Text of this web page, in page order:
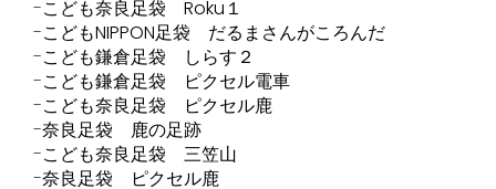
こども奈良足袋 Roku１
こどもNIPPON足袋 だるまさんがころんだ
こども鎌倉足袋 しらす２
こども鎌倉足袋 ピクセル電車
こども奈良足袋 ピクセル鹿
奈良足袋 鹿の足跡
こども奈良足袋 三笠山
奈良足袋 ピクセル鹿